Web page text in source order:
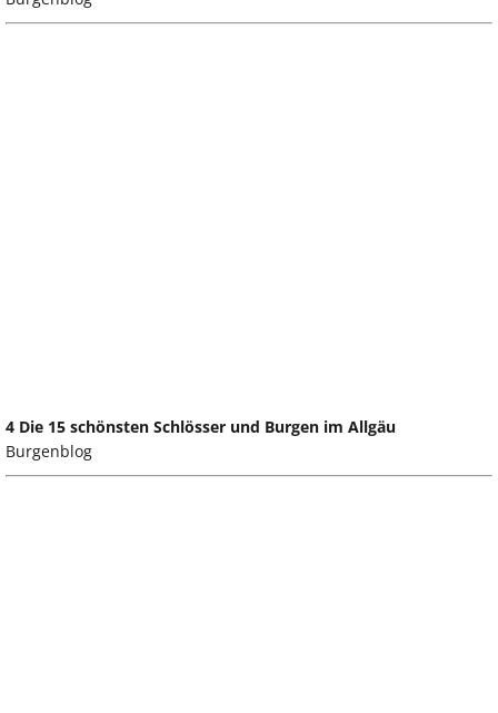
4 Die 15 schönsten Schlösser und Burgen im Allgäu
Burgenblog